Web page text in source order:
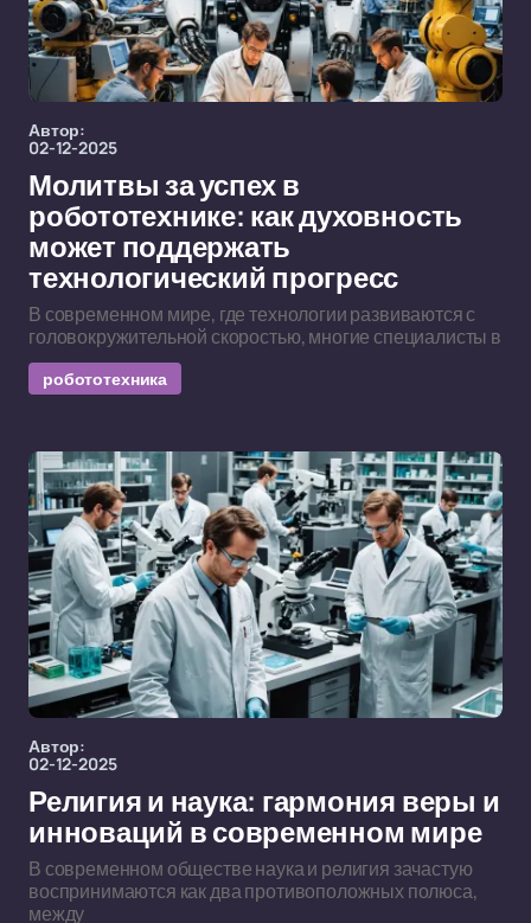
Автор:
02-12-2025
Молитвы за успех в
робототехнике: как духовность
может поддержать
технологический прогресс
В современном мире, где технологии развиваются с
головокружительной скоростью, многие специалисты в
робототехника
Автор:
02-12-2025
Религия и наука: гармония веры и
инноваций в современном мире
В современном обществе наука и религия зачастую
воспринимаются как два противоположных полюса,
между